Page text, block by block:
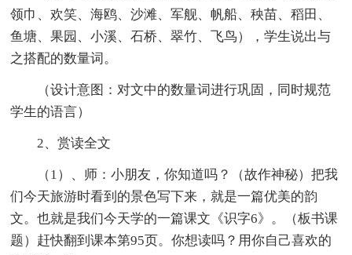
领巾、欢笑、海鸥、沙滩、军舰、帆船、秧苗、稻田、
鱼塘、果园、小溪、石桥、翠竹、飞鸟），学生说出与
之搭配的数量词。
（设计意图：对文中的数量词进行巩固，同时规范
学生的语言）
2、赏读全文
（1）、师：小朋友，你知道吗？（故作神秘）把我
们今天旅游时看到的景色写下来，就是一篇优美的韵
文。也就是我们今天学的一篇课文《识字6》。（板书课
题）赶快翻到课本第95页。你想读吗？用你自己喜欢的